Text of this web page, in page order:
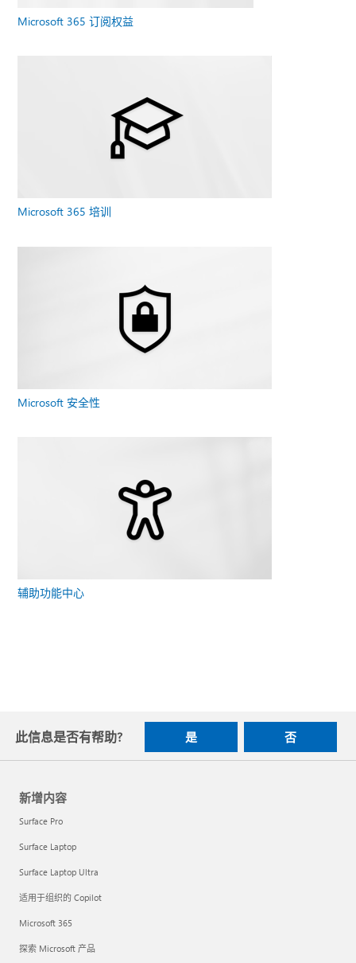
Microsoft 365 订阅权益
Microsoft 365 培训
Microsoft 安全性
辅助功能中心
此信息是否有帮助? 是 否
新增内容
Surface Pro
Surface Laptop
Surface Laptop Ultra
适用于组织的 Copilot
Microsoft 365
探索 Microsoft 产品